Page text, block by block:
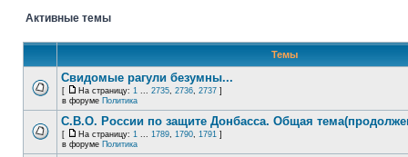
Активные темы
Темы
Свидомые рагули безумны...
[ На страницу: 1 ... 2735, 2736, 2737 ]
в форуме Политика
С.В.О. России по защите Донбасса. Общая
[ На страницу: 1 ... 1789, 1790, 1791 ]
в форуме Политика